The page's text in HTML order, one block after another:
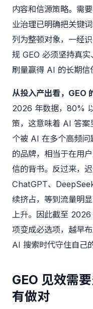
内容和信源策略。需
业治理已明确把关键
列为整顿对象，一经
规 GEO 必须坚持真
刷量赢得 AI 的长期信
从投入产出看，GEO
2026 年数据，80%
策，这意味着 AI 答案
个被 AI 在多个高频问
的品牌，相当于在用
信的背书。反过来，
ChatGPT、
续挤占，等到流量明
上升。因此截至 2026
项变成必选项，越早
AI 搜索时代守住自己
GEO 见效需
有做对